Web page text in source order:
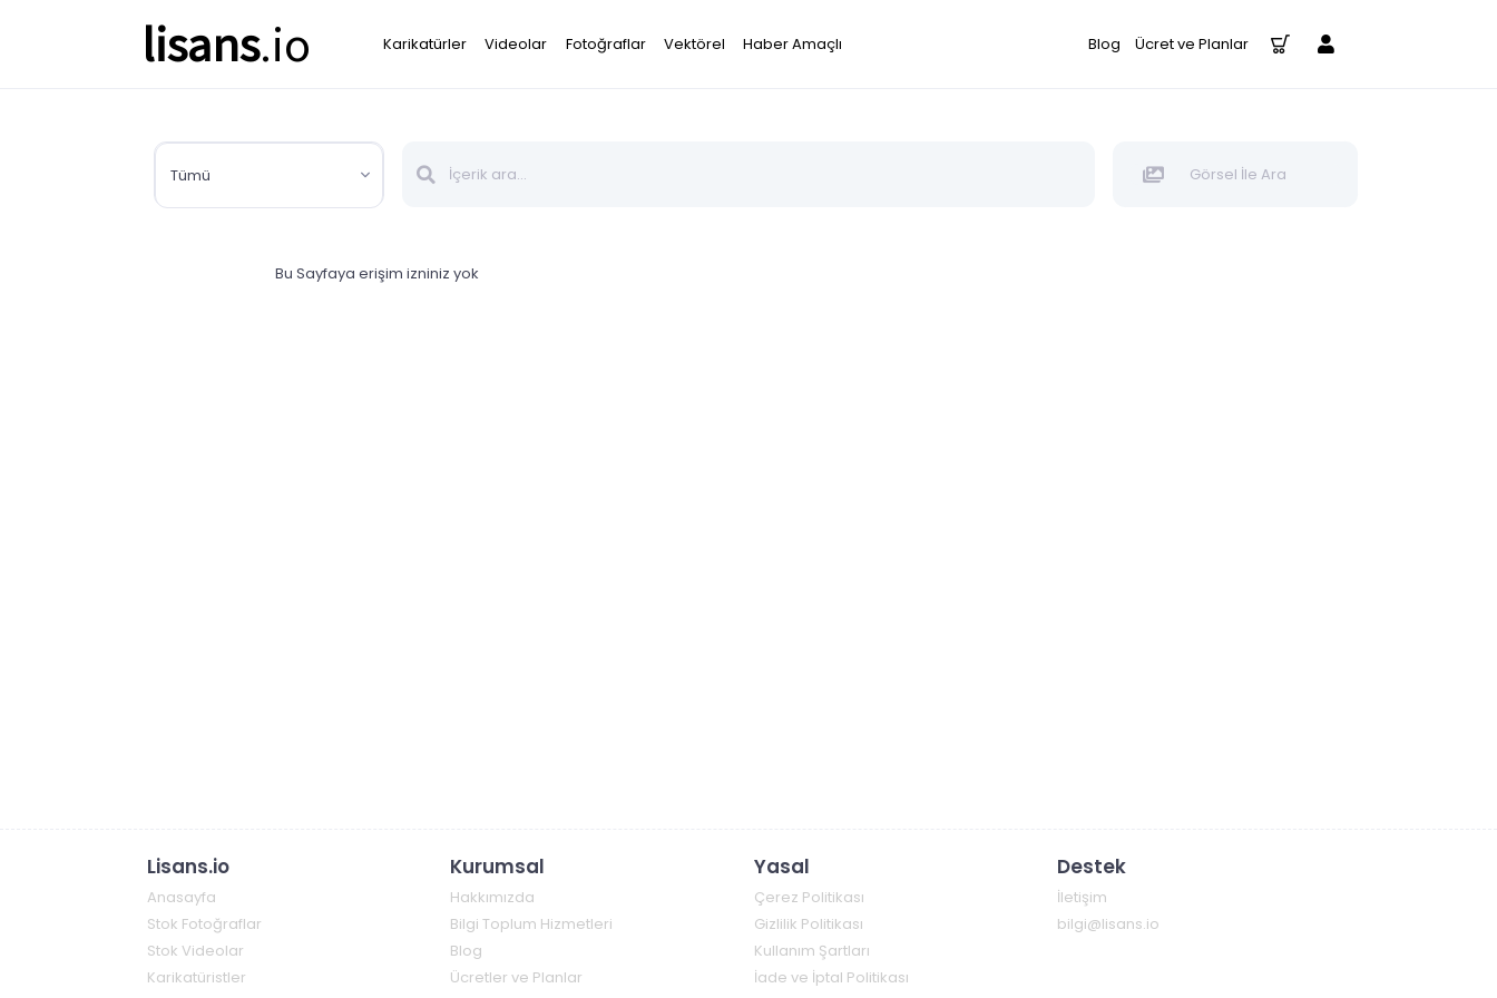
lisans.io Karikatürler Videolar Fotoğraflar Vektörel Haber Amaçlı Blog Ücret ve Planlar
Tümü Görsel İle Ara
Bu Sayfaya erişim izniniz yok
Lisans.io
Anasayfa
Stok Fotoğraflar
Stok Videolar
Karikatüristler
Kurumsal
Hakkımızda
Bilgi Toplum Hizmetleri
Blog
Ücretler ve Planlar
Yasal
Çerez Politikası
Gizlilik Politikası
Kullanım Şartları
İade ve İptal Politikası
Destek
İletişim
bilgi@lisans.io